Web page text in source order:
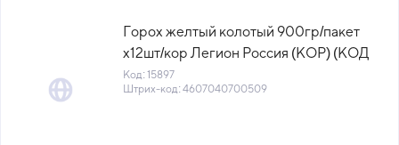
Горох желтый колотый 900гр/пакет
х12шт/кор Легион Россия (КОР) (КОД
15897) (+18°С)
Код: 15897
Штрих-код: 4607040700509